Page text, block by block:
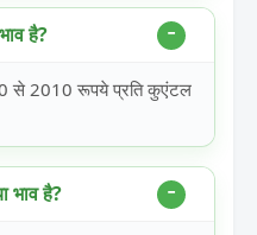
है?
से 2010 रूपये प्रति कुएंटल
भाव है?